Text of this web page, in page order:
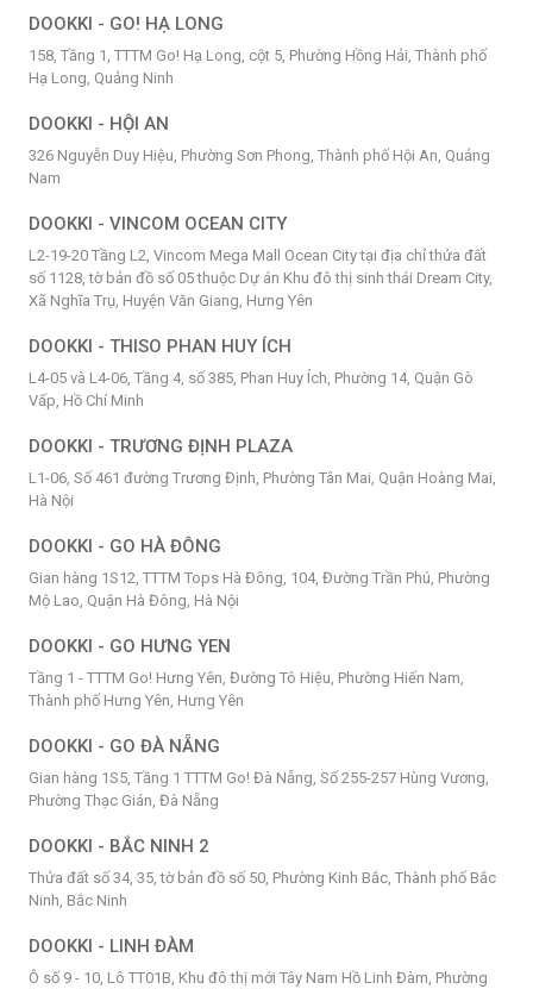
DOOKKI - GO! HẠ LONG
158, Tầng 1, TTTM Go! Hạ Long, cột 5, Phường Hồng Hải, Thành phố
Hạ Long, Quảng Ninh
DOOKKI - HỘI AN
326 Nguyễn Duy Hiệu, Phường Sơn Phong, Thành phố Hội An, Quảng
Nam
DOOKKI - VINCOM OCEAN CITY
L2-19-20 Tầng L2, Vincom Mega Mall Ocean City tại địa chỉ thửa đất
số 1128, tờ bản đồ số 05 thuộc Dự án Khu đô thị sinh thái Dream City,
Xã Nghĩa Trụ, Huyện Văn Giang, Hưng Yên
DOOKKI - THISO PHAN HUY ÍCH
L4-05 và L4-06, Tầng 4, số 385, Phan Huy Ích, Phường 14, Quận Gò
Vấp, Hồ Chí Minh
DOOKKI - TRƯƠNG ĐỊNH PLAZA
L1-06, Số 461 đường Trương Định, Phường Tân Mai, Quận Hoàng Mai,
Hà Nội
DOOKKI - GO HÀ ĐÔNG
Gian hàng 1S12, TTTM Tops Hà Đông, 104, Đường Trần Phú, Phường
Mộ Lao, Quận Hà Đông, Hà Nội
DOOKKI - GO HƯNG YEN
Tầng 1 - TTTM Go! Hưng Yên, Đường Tô Hiệu, Phường Hiến Nam,
Thành phố Hưng Yên, Hưng Yên
DOOKKI - GO ĐÀ NẴNG
Gian hàng 1S5, Tầng 1 TTTM Go! Đà Nẵng, Số 255-257 Hùng Vương,
Phường Thạc Gián, Đà Nẵng
DOOKKI - BẮC NINH 2
Thửa đất số 34, 35, tờ bản đồ số 50, Phường Kinh Bắc, Thành phố Bắc
Ninh, Bắc Ninh
DOOKKI - LINH ĐÀM
Ô số 9 - 10, Lô TT01B, Khu đô thị mới Tây Nam Hồ Linh Đàm, Phường